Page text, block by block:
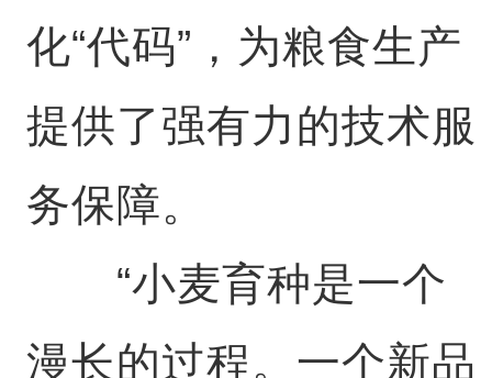
化“代码”，为粮食生产
提供了强有力的技术服
务保障。
“小麦育种是一个
漫长的过程。一个新品